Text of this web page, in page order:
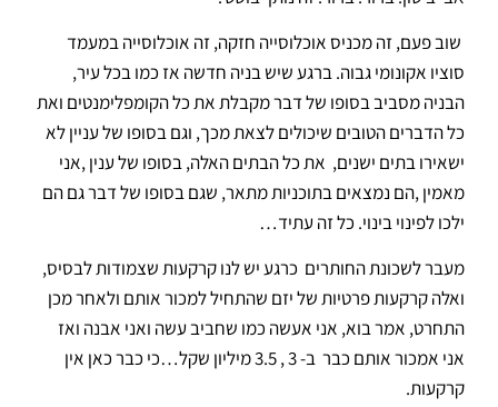
שוב פעם, זה מכניס אוכלוסייה חזקה, זה אוכלוסייה במעמד
סוציו אקונומי גבוה. ברגע שיש בניה חדשה אז כמו בכל עיר,
הבניה מסביב בסופו של דבר מקבלת את כל הקומפלימנטים ואת
כל הדברים הטובים שיכולים לצאת מכך, וגם בסופו של עניין לא
ישאירו בתים ישנים, את כל הבתים האלה, בסופו של ענין ,אני
מאמין ,הם נמצאים בתוכניות מתאר, שגם בסופו של דבר גם הם
ילכו לפינוי בינוי. כל זה עתיד…
מעבר לשכונת החותרים כרגע יש לנו קרקעות שצמודות לבסיס,
ואלה קרקעות פרטיות של יזם שהתחיל למכור אותם ולאחר מכן
התחרט, אמר בוא, אני אעשה כמו שחביב עשה ואני אבנה ואז
אני אמכור אותם כבר ב- 3 , 3.5 מיליון שקל…כי כבר כאן אין
קרקעות.